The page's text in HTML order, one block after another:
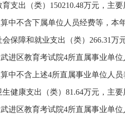
育支出（类）150210.48万元，主
中不含下属单位人员经费等，本
会保障和就业支出（类）266.31
进区教育考试院4所直属事业单
中不含上述4所直属事业单位人
生健康支出（类）81.64万元，主
进区教育考试院4所直属事业单